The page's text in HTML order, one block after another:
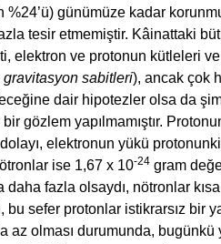
günümüze kadar
tesir etmemiştir. Kâinattaki
elektron ve protonun kütleleri
sabitleri), ancak çok
dair hipotezler olsa da
gözlem yapılmamıştır.
elektronun yükü
ise 1,67 x 10-24 gram
daha fazla olsaydı, nötronlar
bu sefer protonlar istikrarsız bir
az olması durumunda, bugünkü